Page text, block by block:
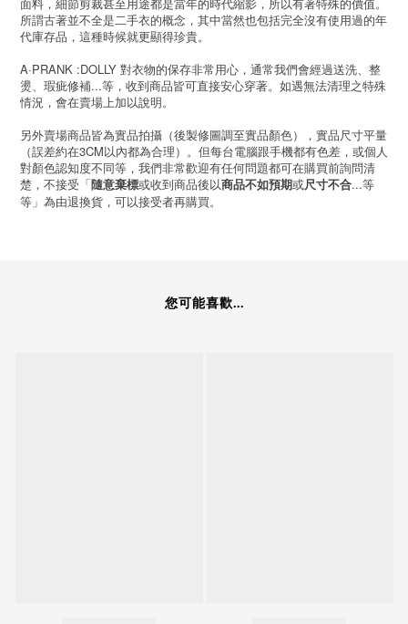
所謂古著並不全是二手衣的概念，其中當然也包括完全沒有使用過的年
代庫存品，這種時候就更顯得珍貴。
A·PRANK :DOLLY 對衣物的保存非常用心，通常我們會經過送洗、整
燙、瑕疵修補...等，收到商品皆可直接安心穿著。如遇無法清理之特殊
情況，會在賣場上加以說明。
另外賣場商品皆為實品拍攝（後製修圖調至實品顏色），實品尺寸平量
（誤差約在3CM以內都為合理）。但每台電腦跟手機都有色差，或個人
對顏色認知度不同等，我們非常歡迎有任何問題都可在購買前詢問清
楚，不接受「隨意棄標或收到商品後以商品不如預期或尺寸不合...等
等」為由退換貨，可以接受者再購買。
您可能喜歡...